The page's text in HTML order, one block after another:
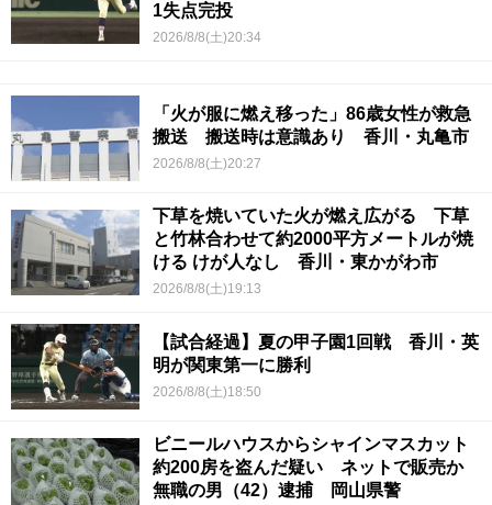
1失点完投
2026/8/8(土)20:34
「火が服に燃え移った」86歳女性が救急
搬送 搬送時は意識あり 香川・丸亀市
2026/8/8(土)20:27
下草を焼いていた火が燃え広がる 下草
と竹林合わせて約2000平方メートルが焼
ける けが人なし 香川・東かがわ市
2026/8/8(土)19:13
【試合経過】夏の甲子園1回戦 香川・英
明が関東第一に勝利
2026/8/8(土)18:50
ビニールハウスからシャインマスカット
約200房を盗んだ疑い ネットで販売か
無職の男（42）逮捕 岡山県警